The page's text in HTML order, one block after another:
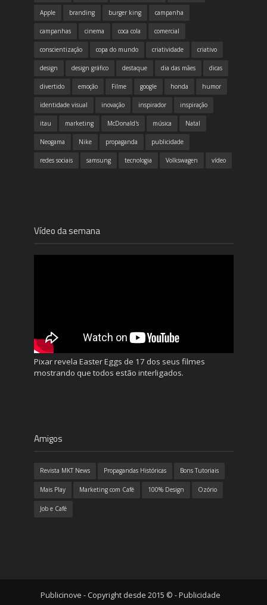
Apple branding burger king campanha
campanhas cinema coca cola comercial
conscientização copa do mundo criatividade criativo
design design gráfico destaque dia das mães dicas
divertido emoção Filme google honda humor
identidade visual inovação inspirador inspiração
itau marketing McDonald's música Natal
Neogama Nike propaganda publicidade
redes sociais samsung tecnologia Volkswagen vídeo
Vídeo da semana
Pixar revela Easter Eggs de 17 dos seus filmes
mostrando que todos estão interligados.
Amigos
Revista MKT News Propagandas Históricas Bons Tutoriais
Mais Play Marketing com Café 100% Design Ozório
Job e Café
Publicinove - Copyright desde 2015 © - Publicidade